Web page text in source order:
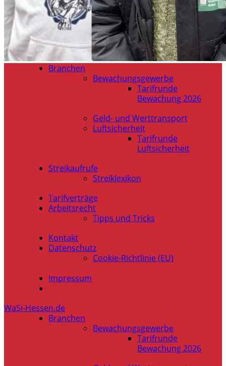
Branchen
Bewachungsgewerbe
Tarifrunde
Bewachung 2026
Geld- und Werttransport
Luftsicherheit
Tarifrunde
Luftsicherheit
Streikaufrufe
Streiklexikon
Tarifverträge
Arbeitsrecht
Tipps und Tricks
Kontakt
Datenschutz
Cookie-Richtlinie (EU)
Impressum
WaSi-Hessen.de
Branchen
Bewachungsgewerbe
Tarifrunde
Bewachung 2026